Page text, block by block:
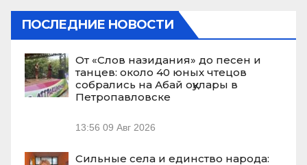
ПОСЛЕДНИЕ НОВОСТИ
От «Слов назидания» до песен и
танцев: около 40 юных чтецов
собрались на Абай оқулары в
Петропавловске
13:56 09 Авг 2026
Сильные села и единство народа: